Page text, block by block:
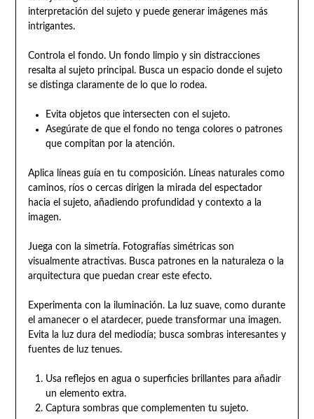
interpretación del sujeto y puede generar imágenes más
intrigantes.
Controla el fondo. Un fondo limpio y sin distracciones
resalta al sujeto principal. Busca un espacio donde el sujeto
se distinga claramente de lo que lo rodea.
Evita objetos que intersecten con el sujeto.
Asegúrate de que el fondo no tenga colores o patrones
que compitan por la atención.
Aplica líneas guía en tu composición. Líneas naturales como
caminos, ríos o cercas dirigen la mirada del espectador
hacia el sujeto, añadiendo profundidad y contexto a la
imagen.
Juega con la simetría. Fotografías simétricas son
visualmente atractivas. Busca patrones en la naturaleza o la
arquitectura que puedan crear este efecto.
Experimenta con la iluminación. La luz suave, como durante
el amanecer o el atardecer, puede transformar una imagen.
Evita la luz dura del mediodía; busca sombras interesantes y
fuentes de luz tenues.
Usa reflejos en agua o superficies brillantes para añadir
un elemento extra.
Captura sombras que complementen tu sujeto.